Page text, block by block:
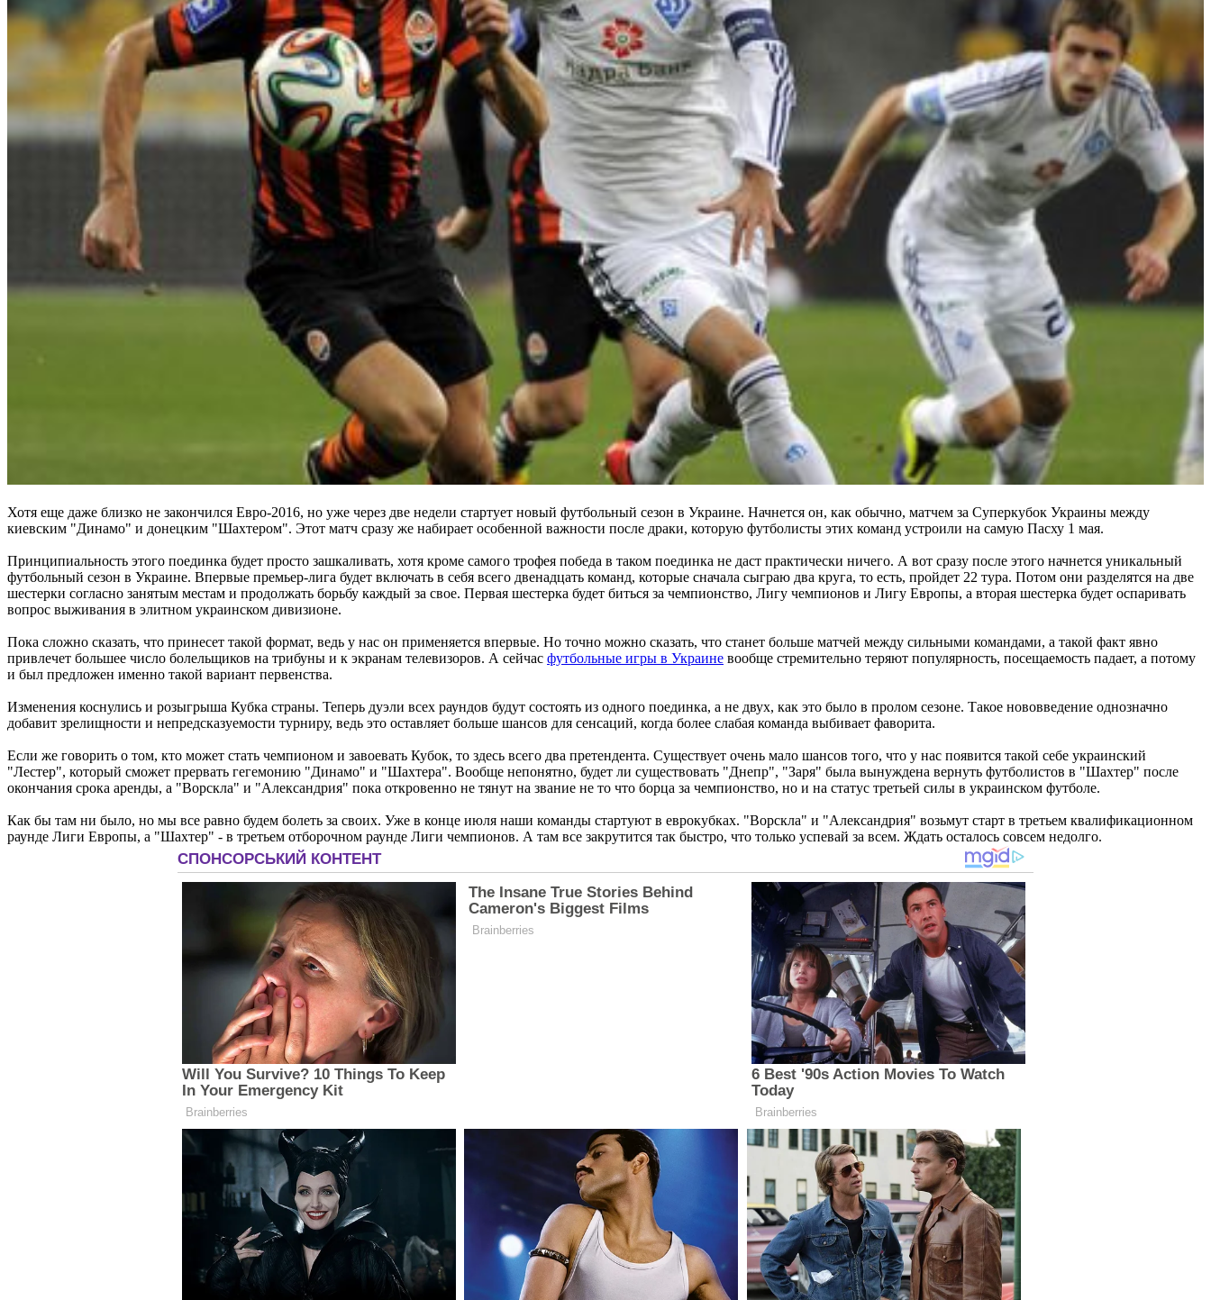
Хотя еще даже близко не закончился Евро-2016, но уже через две недели стартует новый футбольный сезон в Украине. Начнется он, как обычно, матчем за Суперкубок Украины между
киевским "Динaмо" и донецким "Шахтером". Этот матч сразу же набирает особенной важности после драки, которую футболисты этих команд устроили на самую Пасху 1 мая.
Принципиальность этого поединка будет просто зашкаливать, хотя кроме самого трофея победа в таком поединка не даст практически ничего. А вот сразу после этого начнется уникальный
футбольный сезон в Украине. Впервые премьер-лига будет включать в себя всего двенадцать команд, которые сначала сыграю два круга, то есть, пройдет 22 тура. Потом они разделятся на две
шестерки согласно занятым местам и продолжать борьбу каждый за свое. Первая шестерка будет биться за чемпионство, Лигу чемпионов и Лигу Европы, а вторая шестерка будет оспаривать
вопрос выживания в элитном украинском дивизионе.
Пока сложно сказать, что принесет такой формат, ведь у нас он применяется впервые. Но точно можно сказать, что станет больше матчей между сильными командами, а такой факт явно
привлечет большее число болельщиков на трибуны и к экранам телевизоров. А сейчас футбольные игры в Украине вообще стремительно теряют популярность, посещаемость падает, а потому
и был предложен именно такой вариант первенства.
Изменения коснулись и розыгрыша Кубка страны. Теперь дуэли всех раундов будут состоять из одного поединка, а не двух, как это было в пролом сезоне. Такое нововведение однозначно
добавит зрелищности и непредсказуемости турниру, ведь это оставляет больше шансов для сенсаций, когда более слабая команда выбивает фаворита.
Если же говорить о том, кто может стать чемпионом и завоевать Кубок, то здесь всего два претендента. Существует очень мало шансов того, что у нас появится такой себе украинский
"Лестер", который сможет прервать гегемонию "Динaмо" и "Шахтера". Вообще непонятно, будет ли существовать "Днепр", "Заря" была вынуждена вернуть футболистов в "Шахтер" после
окончания срока аренды, а "Ворскла" и "Александрия" пока откровенно не тянут на звание не то что борца за чемпионство, но и на статус третьей силы в украинском футболе.
Как бы там ни было, но мы все равно будем болеть за своих. Уже в конце июля наши команды стартуют в еврокубках. "Ворскла" и "Александрия" возьмут старт в третьем квалификационном
раунде Лиги Европы, а "Шахтер" - в третьем отборочном раунде Лиги чемпионов. А там все закрутится так быстро, что только успевай за всем. Ждать осталось совсем недолго.